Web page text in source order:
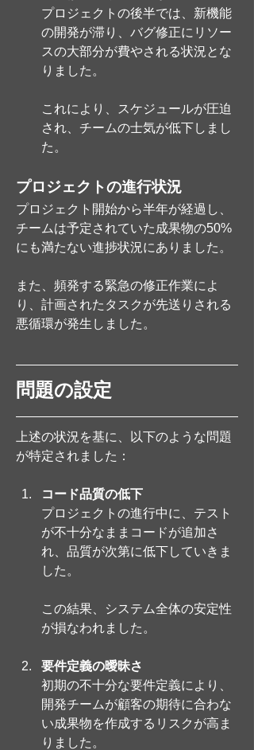
プロジェクトの後半では、新機能
の開発が滞り、バグ修正にリソー
スの大部分が費やされる状況とな
りました。
これにより、スケジュールが圧迫
され、チームの士気が低下しまし
た。
プロジェクトの進行状況
プロジェクト開始から半年が経過し、
チームは予定されていた成果物の50%
にも満たない進捗状況にありました。
また、頻発する緊急の修正作業によ
り、計画されたタスクが先送りされる
悪循環が発生しました。
問題の設定
上述の状況を基に、以下のような問題
が特定されました：
コード品質の低下
プロジェクトの進行中に、テスト
が不十分なままコードが追加さ
れ、品質が次第に低下していきま
した。
この結果、システム全体の安定性
が損なわれました。
要件定義の曖昧さ
初期の不十分な要件定義により、
開発チームが顧客の期待に合わな
い成果物を作成するリスクが高ま
りました。